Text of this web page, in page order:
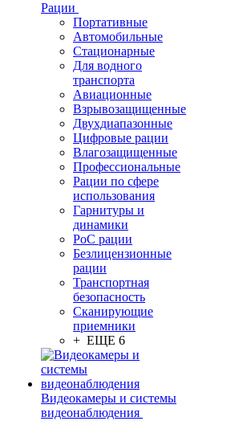
Рации
Портативные
Автомобильные
Стационарные
Для водного
транспорта
Авиационные
Взрывозащищенные
Двухдиапазонные
Цифровые рации
Влагозащищенные
Профессиональные
Рации по сфере
использования
Гарнитуры и
динамики
PoC рации
Безлицензионные
рации
Транспортная
безопасность
Сканирующие
приемники
+ ЕЩЕ 6
Видеокамеры и системы
видеонаблюдения